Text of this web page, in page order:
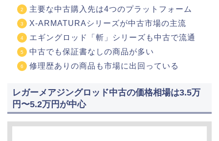
主要な中古購入先は4つのプラットフォーム
X-ARMATURAシリーズが中古市場の主流
エギングロッド「斬」シリーズも中古で流通
中古でも保証書なしの商品が多い
修理歴ありの商品も市場に出回っている
レガーメアジングロッド中古の価格相場は3.5万
円〜5.2万円が中心